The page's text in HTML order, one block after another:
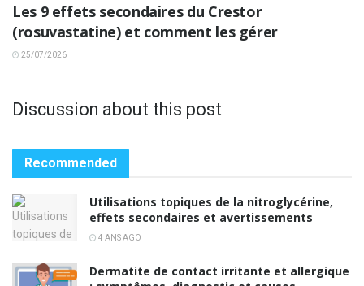
Les 9 effets secondaires du Crestor
(rosuvastatine) et comment les gérer
25/07/2026
Discussion about this post
Recommended
Utilisations topiques de la nitroglycérine,
effets secondaires et avertissements
4 ANS AGO
Dermatite de contact irritante et allergique